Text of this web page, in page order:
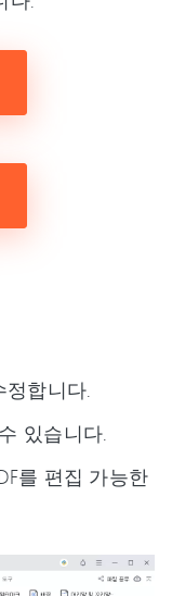
합니다.
있습니다.
를 편집 가능한